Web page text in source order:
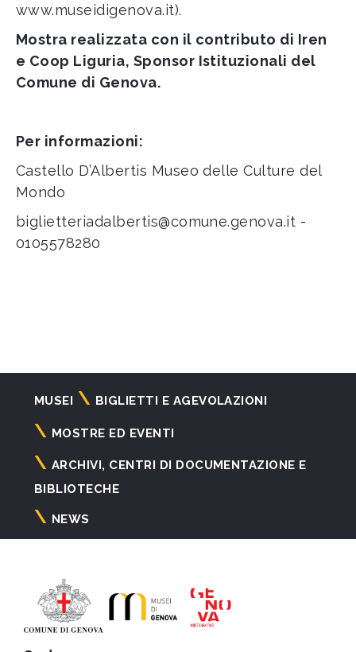
www.museidigenova.it).
Mostra realizzata con il contributo di Iren
e Coop Liguria, Sponsor Istituzionali del
Comune di Genova.
Per informazioni:
Castello D’Albertis Museo delle Culture del
Mondo
biglietteriadalbertis@comune.genova.it -
0105578280
Navigazione
principale
MUSEI BIGLIETTI E AGEVOLAZIONI
MOSTRE ED EVENTI
ARCHIVI, CENTRI DI DOCUMENTAZIONE E
BIBLIOTECHE
NEWS